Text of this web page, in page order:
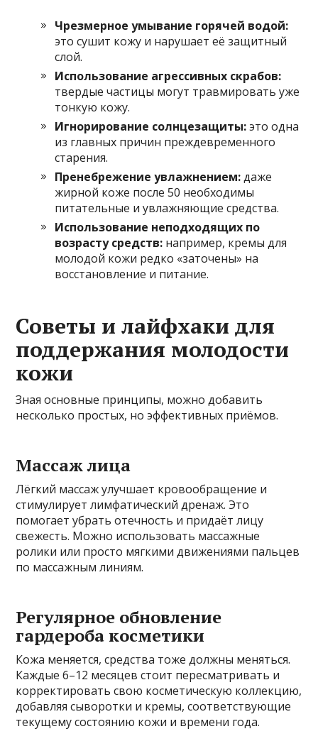
Чрезмерное умывание горячей водой:
это сушит кожу и нарушает её защитный
слой.
Использование агрессивных скрабов:
твердые частицы могут травмировать уже
тонкую кожу.
Игнорирование солнцезащиты:это одна
из главных причин преждевременного
старения.
Пренебрежение увлажнением:даже
жирной коже после 50 необходимы
питательные и увлажняющие средства.
Использование неподходящих по
возрасту средств: например, кремы для
молодой кожи редко «заточены» на
восстановление и питание.
Советы и лайфхаки для
поддержания молодости
кожи
Зная основные принципы, можно добавить
несколько простых, но эффективных приёмов.
Массаж лица
Лёгкий массаж улучшает кровообращение и
стимулирует лимфатический дренаж. Это
помогает убрать отечность и придаёт лицу
свежесть. Можно использовать массажные
ролики или просто мягкими движениями пальцев
по массажным линиям.
Регулярное обновление
гардероба косметики
Кожа меняется, средства тоже должны меняться.
Каждые 6–12 месяцев стоит пересматривать и
корректировать свою косметическую коллекцию,
добавляя сыворотки и кремы, соответствующие
текущему состоянию кожи и времени года.